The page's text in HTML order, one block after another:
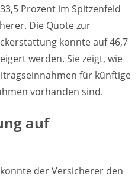
Prozent im Spitzenfeld
Die Quote zur
konnte auf 46,7
werden. Sie zeigt, wie
für künftige
vorhanden sind.
auf
der Versicherer den